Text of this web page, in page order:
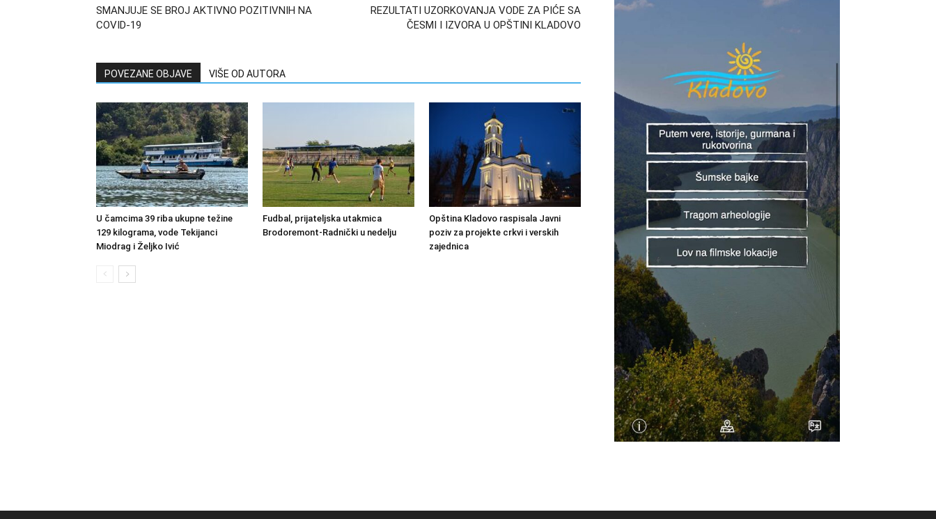
SMANJUJE SE BROJ AKTIVNO POZITIVNIH NA
COVID-19
REZULTATI UZORKOVANJA VODE ZA PIĆE SA
ČESMI I IZVORA U OPŠTINI KLADOVO
POVEZANE OBJAVE VIŠE OD AUTORA
U čamcima 39 riba ukupne težine
129 kilograma, vode Tekijanci
Miodrag i Željko Ivić
Fudbal, prijateljska utakmica
Brodoremont-Radnički u nedelju
Opština Kladovo raspisala Javni
poziv za projekte crkvi i verskih
zajednica